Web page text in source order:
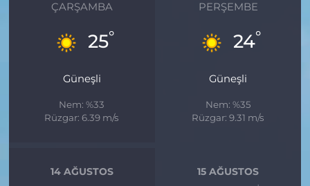
ÇARŞAMBA
25°
Güneşli
Nem: %33
Rüzgar: 6.39 m/s
PERŞEMBE
24°
Güneşli
Nem: %35
Rüzgar: 9.31 m/s
14 AĞUSTOS
15 AĞUSTOS